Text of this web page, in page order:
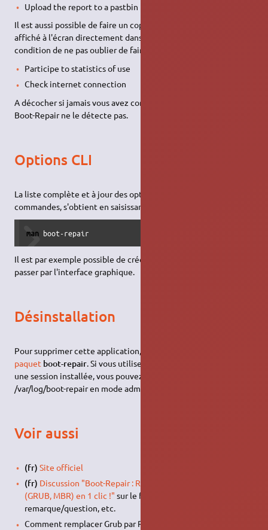
Upload the report to a pastbin
Il est aussi possible de faire un copier/coller de ce qui est
affiché à l'écran directement dans la discussion Ubuntu à
condition de ne pas oublier de faire la mise en forme.
Participe to statistics of use
Check internet connection
A décocher si jamais vous avez connecté internet mais que
Boot-Repair ne le détecte pas.
Options CLI
La liste complète et à jour des options accessibles en lignes de
commandes, s'obtient en saisissant la commande:
man boot-repair
Il est par exemple possible de créer un rapport boot-info sans
passer par l'interface graphique.
Désinstallation
Pour supprimer cette application, il suffit de
paquet boot-repair . Si vous utilisez souvent Boot-Repair sur
une session installée, vous pouvez supprimer le dossier de log
/var/log/boot-repair en mode administrateur.
Voir aussi
(fr) Site officiel
(fr) Discussion "Boot-Repair : Réparer le démarrage du PC
(GRUB, MBR) en 1 clic !" sur le forum Ubuntu-fr : pour toute
remarque/question, etc.
Comment remplacer Grub par Refind en s'aidant de Boot-